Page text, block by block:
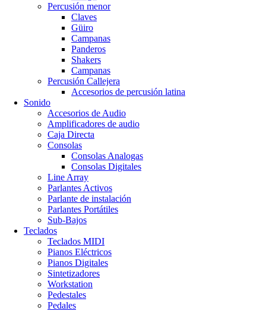
Percusión menor
Claves
Güiro
Campanas
Panderos
Shakers
Campanas
Percusión Callejera
Accesorios de percusión latina
Sonido
Accesorios de Audio
Amplificadores de audio
Caja Directa
Consolas
Consolas Analogas
Consolas Digitales
Line Array
Parlantes Activos
Parlante de instalación
Parlantes Portátiles
Sub-Bajos
Teclados
Teclados MIDI
Pianos Eléctricos
Pianos Digitales
Sintetizadores
Workstation
Pedestales
Pedales